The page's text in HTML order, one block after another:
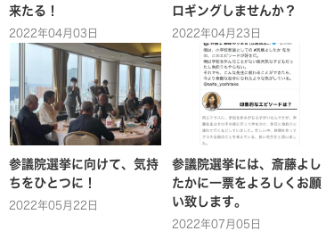
来たる！
2022年04月03日
ロギングしませんか？
2022年04月23日
参議院選挙に向けて、気持
ちをひとつに！
2022年05月22日
参議院選挙には、斎藤よし
たかに一票をよろしくお願
い致します。
2022年07月05日